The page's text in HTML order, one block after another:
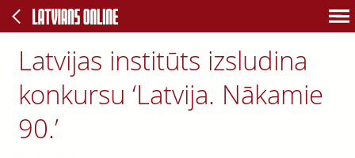
Latvijas institūts izsludina
konkursu ‘Latvija. Nākamie
90.’